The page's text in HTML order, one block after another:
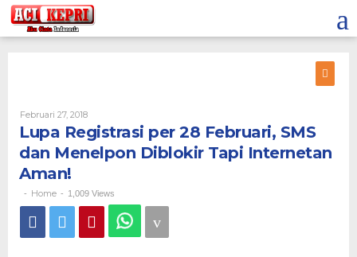
Lewati
ke
konten
Februari 27, 2018Oleh
Lupa Registrasi per 28 Februari, SMS
dan Menelpon Diblokir Tapi Internetan
Aman!
- Home - 1,009 Views